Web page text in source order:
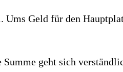
Geld für den
geht sich